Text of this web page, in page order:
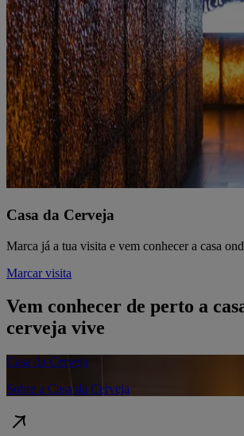
Casa da Cerveja
Marca já a tua visita e vem conhecer a casa
Marcar visita
Vem conhecer de perto a
cerveja vive
Casa da Cerveja
Sobre a Casa da Cerveja